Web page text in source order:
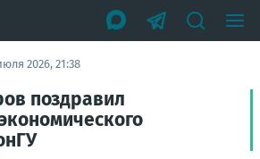
2026, 21:38
поздравил